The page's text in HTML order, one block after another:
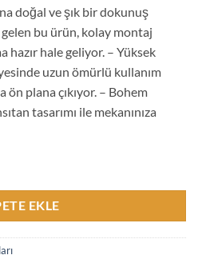
doğal ve şık bir dokunuş
gelen bu ürün, kolay montaj
hazır hale geliyor. – Yüksek
uzun ömürlü kullanım
ön plana çıkıyor. – Bohem
tasarımı ile mekanınıza
EKLE